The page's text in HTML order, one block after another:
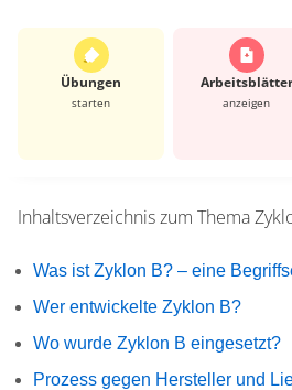
Übungen
starten
Arbeits­blätter
anzeigen
Inhaltsverzeichnis zum Thema
Was ist Zyklon B? – eine
Wer entwickelte Zyklon B?
Wo wurde Zyklon B eingesetzt?
Prozess gegen Hersteller und